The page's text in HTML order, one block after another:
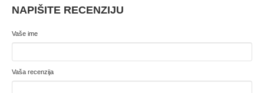
NAPIŠITE RECENZIJU
Vaše ime
Vaša recenzija